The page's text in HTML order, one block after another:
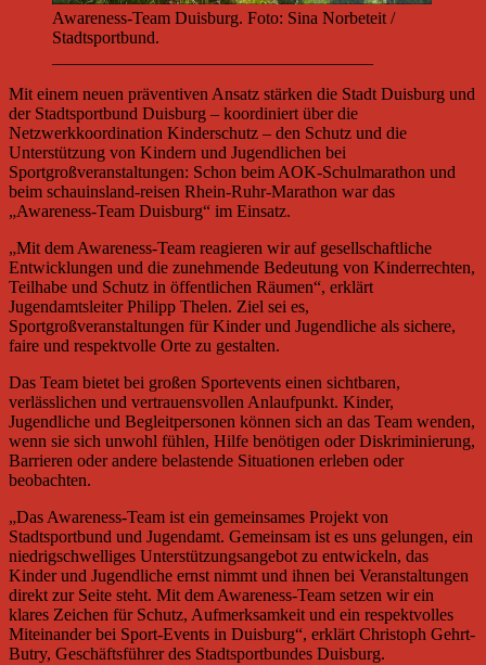
Awareness-Team Duisburg. Foto: Sina Norbeteit /
Stadtsportbund.
Mit einem neuen präventiven Ansatz stärken die Stadt Duisburg und
der Stadtsportbund Duisburg – koordiniert über die
Netzwerkkoordination Kinderschutz – den Schutz und die
Unterstützung von Kindern und Jugendlichen bei
Sportgroßveranstaltungen: Schon beim AOK-Schulmarathon und
beim schauinsland-reisen Rhein-Ruhr-Marathon war das
„Awareness-Team Duisburg“ im Einsatz.
„Mit dem Awareness-Team reagieren wir auf gesellschaftliche
Entwicklungen und die zunehmende Bedeutung von Kinderrechten,
Teilhabe und Schutz in öffentlichen Räumen“, erklärt
Jugendamtsleiter Philipp Thelen. Ziel sei es,
Sportgroßveranstaltungen für Kinder und Jugendliche als sichere,
faire und respektvolle Orte zu gestalten.
Das Team bietet bei großen Sportevents einen sichtbaren,
verlässlichen und vertrauensvollen Anlaufpunkt. Kinder,
Jugendliche und Begleitpersonen können sich an das Team wenden,
wenn sie sich unwohl fühlen, Hilfe benötigen oder Diskriminierung,
Barrieren oder andere belastende Situationen erleben oder
beobachten.
„Das Awareness-Team ist ein gemeinsames Projekt von
Stadtsportbund und Jugendamt. Gemeinsam ist es uns gelungen, ein
niedrigschwelliges Unterstützungsangebot zu entwickeln, das
Kinder und Jugendliche ernst nimmt und ihnen bei Veranstaltungen
direkt zur Seite steht. Mit dem Awareness-Team setzen wir ein
klares Zeichen für Schutz, Aufmerksamkeit und ein respektvolles
Miteinander bei Sport-Events in Duisburg“, erklärt Christoph Gehrt-
Butry, Geschäftsführer des Stadtsportbundes Duisburg.